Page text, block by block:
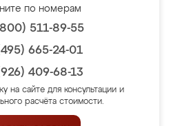
по номерам
511-89-55
665-24-01
409-68-13
на сайте для консультации и
расчёта стоимости.